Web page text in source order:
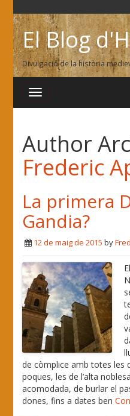
El Blog
Divulgació de la història
Author
Frederic
La primera
Gandia?
12 de maig de 2015 by
de còmplice amb totes les
poques, les de l’alta
acomodada, de burlar el
dones, fins a dates ben